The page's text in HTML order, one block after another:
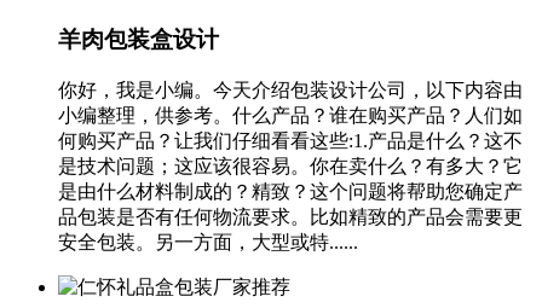
羊肉包装盒设计
你好，我是小编。今天介绍包装设计公司，以下内容由
小编整理，供参考。什么产品？谁在购买产品？人们如
何购买产品？让我们仔细看看这些:1.产品是什么？这不
是技术问题；这应该很容易。你在卖什么？有多大？它
是由什么材料制成的？精致？这个问题将帮助您确定产
品包装是否有任何物流要求。比如精致的产品会需要更
安全包装。另一方面，大型或特......